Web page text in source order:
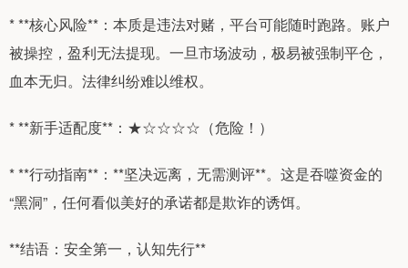
* **核心风险**：本质是违法对赌，平台可能随时跑路。账户
被操控，盈利无法提现。一旦市场波动，极易被强制平仓，
血本无归。法律纠纷难以维权。
* **新手适配度**：★☆☆☆☆（危险！）
* **行动指南**：**坚决远离，无需测评**。这是吞噬资金的
“黑洞”，任何看似美好的承诺都是欺诈的诱饵。
**结语：安全第一，认知先行**